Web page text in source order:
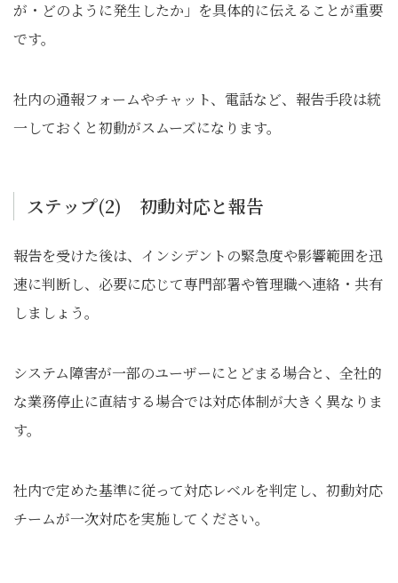
が・どのように発生したか」を具体的に伝えることが重要
です。
社内の通報フォームやチャット、電話など、報告手段は統
一しておくと初動がスムーズになります。
ステップ(2) 初動対応と報告
報告を受けた後は、インシデントの緊急度や影響範囲を迅
速に判断し、必要に応じて専門部署や管理職へ連絡・共有
しましょう。
システム障害が一部のユーザーにとどまる場合と、全社的
な業務停止に直結する場合では対応体制が大きく異なりま
す。
社内で定めた基準に従って対応レベルを判定し、初動対応
チームが一次対応を実施してください。